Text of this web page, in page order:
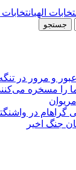
الهیانتخابات
عبور و مرور در
را مسخره
گراهام در
جنگ اخیر